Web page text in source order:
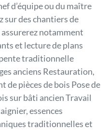
d’équipe ou du maître
sur des chantiers de
notamment
et lecture de plans
traditionnelle
anciens Restauration,
de pièces de bois Pose de
sur bâti ancien Travail
essences
traditionnelles et